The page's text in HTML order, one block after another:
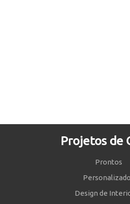
Projetos de
Prontos
Design de